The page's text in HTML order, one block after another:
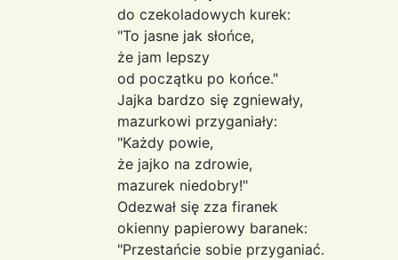
do czekoladowych kurek:
"To jasne jak słońce,
że jam lepszy
od początku po końce."
Jajka bardzo się zgniewały,
mazurkowi przyganiały:
"Każdy powie,
że jajko na zdrowie,
mazurek niedobry!"
Odezwał się zza firanek
okienny papierowy baranek:
"Przestańcie sobie przyganiać.